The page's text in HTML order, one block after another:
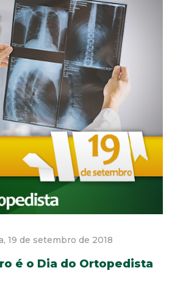
19 de setembro de 2018
é o Dia do Ortopedista